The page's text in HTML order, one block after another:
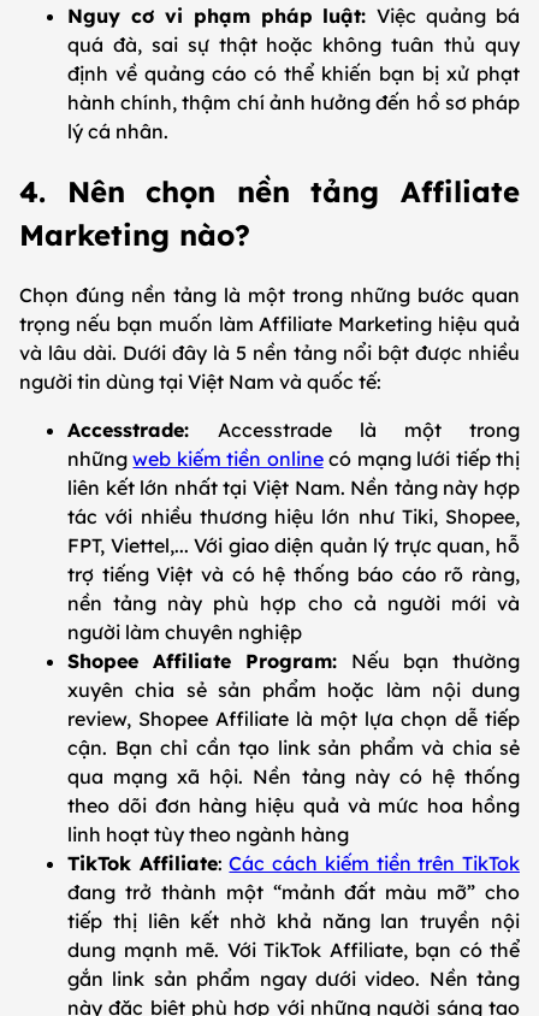
Nguy cơ vi phạm pháp luật:Việc quảng bá
quá đà, sai sự thật hoặc không tuân thủ quy
định về quảng cáo có thể khiến bạn bị xử phạt
hành chính, thậm chí ảnh hưởng đến hồ sơ pháp
lý cá nhân.
4. Nên chọn nền tảng Affiliate
Marketing nào?
Chọn đúng nền tảng là một trong những bước quan
trọng nếu bạn muốn làm Affiliate Marketing hiệu quả
và lâu dài. Dưới đây là 5 nền tảng nổi bật được nhiều
người tin dùng tại Việt Nam và quốc tế:
Accesstrade: Accesstrade là một trong
nhữngweb kiếm tiền onlinecó mạng lưới tiếp thị
liên kết lớn nhất tại Việt Nam. Nền tảng này hợp
tác với nhiều thương hiệu lớn như Tiki, Shopee,
FPT, Viettel,... Với giao diện quản lý trực quan, hỗ
trợ tiếng Việt và có hệ thống báo cáo rõ ràng,
nền tảng này phù hợp cho cả người mới và
người làm chuyên nghiệp
Shopee Affiliate Program: Nếu bạn thường
xuyên chia sẻ sản phẩm hoặc làm nội dung
review, Shopee Affiliate là một lựa chọn dễ tiếp
cận. Bạn chỉ cần tạo link sản phẩm và chia sẻ
qua mạng xã hội. Nền tảng này có hệ thống
theo dõi đơn hàng hiệu quả và mức hoa hồng
linh hoạt tùy theo ngành hàng
TikTok Affiliate:Các cách kiếm tiền trên TikTok
đang trở thành một “mảnh đất màu mỡ” cho
tiếp thị liên kết nhờ khả năng lan truyền nội
dung mạnh mẽ. Với TikTok Affiliate, bạn có thể
gắn link sản phẩm ngay dưới video. Nền tảng
này đặc biệt phù hợp với những người sáng tạo